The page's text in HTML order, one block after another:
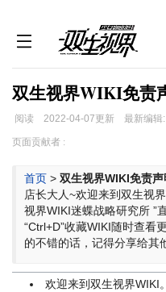
双生视界WIKI免责
阅读 2022-04-07更新 最新编辑:
跳
跳
页面贡献者 :
首页 > 双生视界WIKI免责声
店长大人~欢迎来到双生视
视界WIKI迷蝶战略研究所 ”
“Ctrl+D”收藏WIKI随时查看
的不错的话，记得分享给
欢迎来到双生视界WIKI